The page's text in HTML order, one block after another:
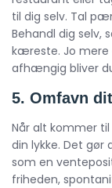
til dig selv. Tal
Behandl dig selv,
kæreste. Jo mere
afhængig bliver
5. Omfavn
Når alt kommer
din lykke. Det gør
som en
friheden,